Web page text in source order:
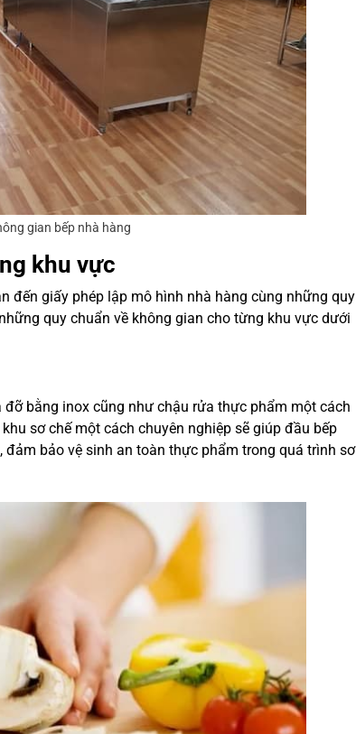
gian bếp nhà hàng
khu vực
đến giấy phép lập mô hình nhà hàng cùng những quy
quy chuẩn về không gian cho từng khu vực dưới
bằng inox cũng như chậu rửa thực phẩm một cách
sơ chế một cách chuyên nghiệp sẽ giúp đầu bếp
bảo vệ sinh an toàn thực phẩm trong quá trình sơ